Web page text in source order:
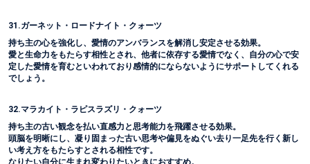
31.ガーネット・ロードナイト・クォーツ
持ち主の心を強化し、愛情のアンバランスを解消し安定させる効果。
愛と生命力をもたらす相性とされ、他者に依存する愛情でなく、自分の心で安
定した愛情を育むといわれており感情的にならないようにサポートしてくれる
でしょう。
32.マラカイト・ラピスラズリ・クォーツ
持ち主の古い観念を払い直感力と思考能力を飛躍させる効果。
頭脳を明晰にし、凝り固まった古い思考や偏見をぬぐい去り一足先を行く新し
い考え方をもたらすとされる相性です。
なりたい自分に生まれ変わりたいときにおすすめ。